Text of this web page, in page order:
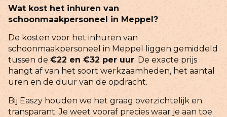
Wat kost het inhuren van
schoonmaakpersoneel in Meppel?
De kosten voor het inhuren van
schoonmaakpersoneel in Meppel liggen gemiddeld
tussen de €22 en €32 per uur. De exacte prijs
hangt af van het soort werkzaamheden, het aantal
uren en de duur van de opdracht.
Bij Easzy houden we het graag overzichtelijk en
transparant. Je weet vooraf precies waar je aan toe